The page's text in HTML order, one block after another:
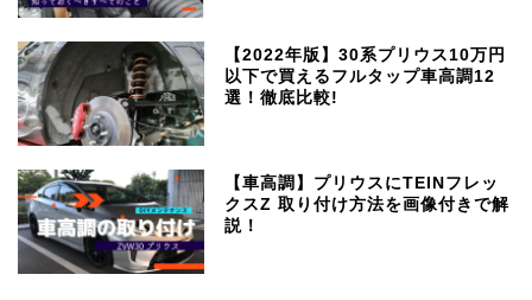
【2022年版】30系プリウス10万円
以下で買えるフルタップ車高調12
選！徹底比較!
【車高調】プリウスにTEINフレッ
クスZ 取り付け方法を画像付きで解
説！